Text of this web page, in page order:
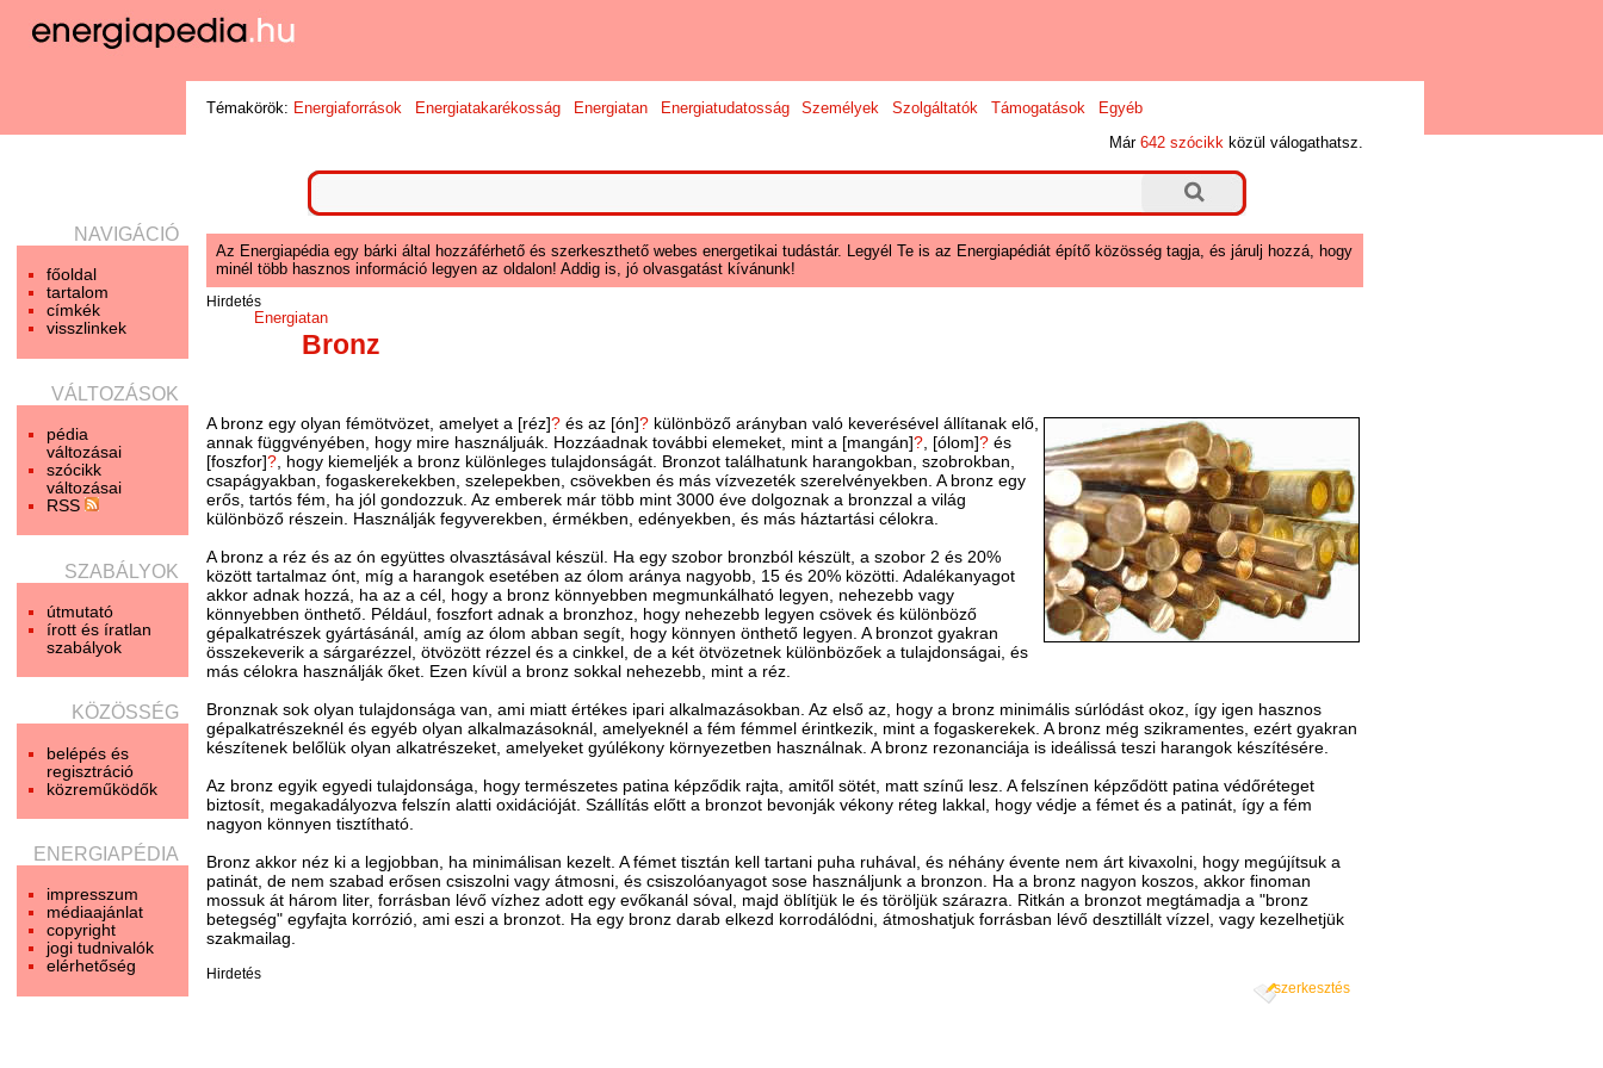
NAVIGÁCIÓ
főoldal
tartalom
címkék
visszlinkek
VÁLTOZÁSOK
pédia
változásai
szócikk
változásai
RSS
SZABÁLYOK
útmutató
írott és íratlan
szabályok
KÖZÖSSÉG
belépés és
regisztráció
közreműködők
ENERGIAPÉDIA
impresszum
médiaajánlat
copyright
jogi tudnivalók
elérhetőség
Témakörök: Energiaforrások Energiatakarékosság Energiatan Energiatudatosság Személyek Szolgáltatók Támogatások
Egyéb
Már642 szócikk közül válogathatsz.
Az Energiapédia egy bárki által hozzáférhető és szerkeszthető webes energetikai tudástár. Legyél Te is az Energiapédiát építő közösség tagja, és járulj hozzá, hogy
minél több hasznos információ legyen az oldalon! Addig is, jó olvasgatást kívánunk!
Hirdetés
Energiatan
Bronz
A bronz egy olyan fémötvözet, amelyet a [réz]? és az [ón]? különböző arányban való keverésével állítanak elő,
annak függvényében, hogy mire használjuák. Hozzáadnak további elemeket, mint a [mangán]?, [ólom]? és
[foszfor]?, hogy kiemeljék a bronz különleges tulajdonságát. Bronzot találhatunk harangokban, szobrokban,
csapágyakban, fogaskerekekben, szelepekben, csövekben és más vízvezeték szerelvényekben. A bronz egy
erős, tartós fém, ha jól gondozzuk. Az emberek már több mint 3000 éve dolgoznak a bronzzal a világ
különböző részein. Használják fegyverekben, érmékben, edényekben, és más háztartási célokra.
A bronz a réz és az ón együttes olvasztásával készül. Ha egy szobor bronzból készült, a szobor 2 és 20%
között tartalmaz ónt, míg a harangok esetében az ólom aránya nagyobb, 15 és 20% közötti. Adalékanyagot
akkor adnak hozzá, ha az a cél, hogy a bronz könnyebben megmunkálható legyen, nehezebb vagy
könnyebben önthető. Például, foszfort adnak a bronzhoz, hogy nehezebb legyen csövek és különböző
gépalkatrészek gyártásánál, amíg az ólom abban segít, hogy könnyen önthető legyen. A bronzot gyakran
összekeverik a sárgarézzel, ötvözött rézzel és a cinkkel, de a két ötvözetnek különbözőek a tulajdonságai, és
más célokra használják őket. Ezen kívül a bronz sokkal nehezebb, mint a réz.
Bronznak sok olyan tulajdonsága van, ami miatt értékes ipari alkalmazásokban. Az első az, hogy a bronz minimális súrlódást okoz, így igen hasznos
gépalkatrészeknél és egyéb olyan alkalmazásoknál, amelyeknél a fém fémmel érintkezik, mint a fogaskerekek. A bronz még szikramentes, ezért gyakran
készítenek belőlük olyan alkatrészeket, amelyeket gyúlékony környezetben használnak. A bronz rezonanciája is ideálissá teszi harangok készítésére.
Az bronz egyik egyedi tulajdonsága, hogy természetes patina képződik rajta, amitől sötét, matt színű lesz. A felszínen képződött patina védőréteget
biztosít, megakadályozva felszín alatti oxidációját. Szállítás előtt a bronzot bevonják vékony réteg lakkal, hogy védje a fémet és a patinát, így a fém
nagyon könnyen tisztítható.
Bronz akkor néz ki a legjobban, ha minimálisan kezelt. A fémet tisztán kell tartani puha ruhával, és néhány évente nem árt kivaxolni, hogy megújítsuk a
patinát, de nem szabad erősen csiszolni vagy átmosni, és csiszolóanyagot sose használjunk a bronzon. Ha a bronz nagyon koszos, akkor finoman
mossuk át három liter, forrásban lévő vízhez adott egy evőkanál sóval, majd öblítjük le és töröljük szárazra. Ritkán a bronzot megtámadja a "bronz
betegség" egyfajta korrózió, ami eszi a bronzot. Ha egy bronz darab elkezd korrodálódni, átmoshatjuk forrásban lévő desztillált vízzel, vagy kezelhetjük
szakmailag.
szerkesztés
Hirdetés